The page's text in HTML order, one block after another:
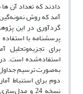
آمد که روش
گردآوری در این
برای تجزیه‌وتحلیل
استفاده‌شده است.
به‌صورت ترسیم